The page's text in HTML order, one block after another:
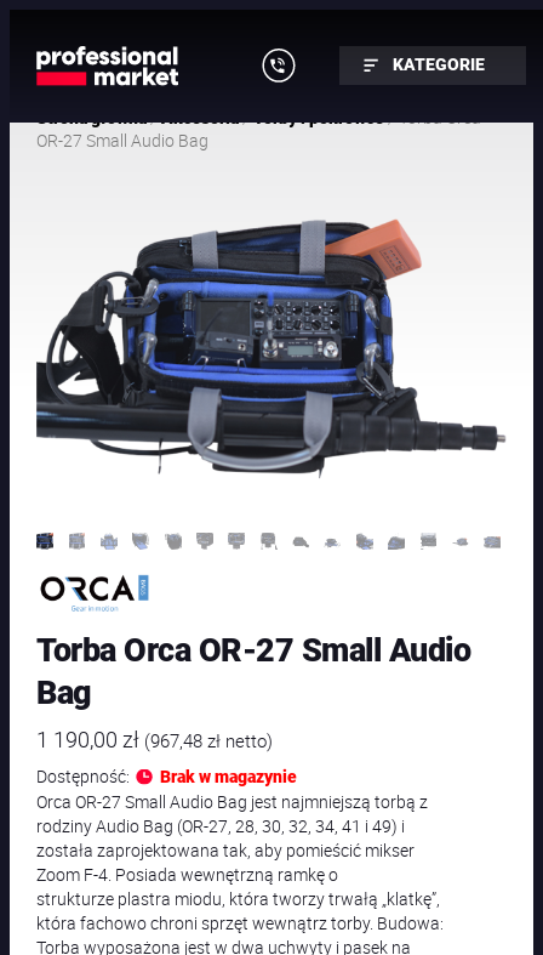
KATEGORIE
/ /
/ Torba Orca
OR-27 Small Audio Bag
Torba Orca OR-27 Small Audio
Bag
1 190,00zł (967,48zł netto)
Dostępność:
Brak w magazynie
Orca OR-27 Small Audio Bag jest najmniejszą torbą z
rodziny Audio Bag (OR-27, 28, 30, 32, 34, 41 i 49) i
została zaprojektowana tak, aby pomieścić mikser
Zoom F-4. Posiada wewnętrzną ramkę o
strukturze plastra miodu, która tworzy trwałą „klatkę”,
która fachowo chroni sprzęt wewnątrz torby. Budowa:
Torba wyposażona jest w dwa uchwyty i pasek na